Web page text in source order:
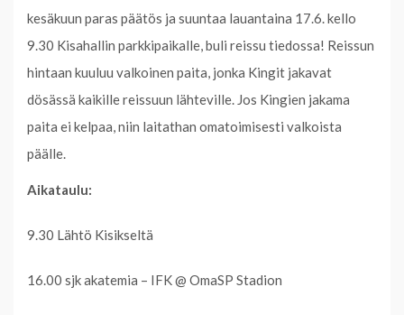
kesäkuun paras päätös ja suuntaa lauantaina 17.6. kello
9.30 Kisahallin parkkipaikalle, buli reissu tiedossa! Reissun
hintaan kuuluu valkoinen paita, jonka Kingit jakavat
dösässä kaikille reissuun lähteville. Jos Kingien jakama
paita ei kelpaa, niin laitathan omatoimisesti valkoista
päälle.
Aikataulu:
9.30 Lähtö Kisikseltä
16.00 sjk akatemia – IFK @ OmaSP Stadion